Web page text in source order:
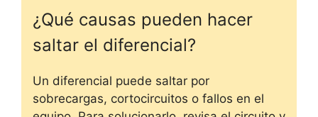
¿Qué causas pueden hacer
saltar el diferencial?
Un diferencial puede saltar por
sobrecargas, cortocircuitos o fallos en el